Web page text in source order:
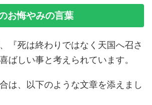
お悔やみの言葉
『死は終わりではなく天国へ召さ
ばしい事と考えられています。
は、以下のような文章を添えまし